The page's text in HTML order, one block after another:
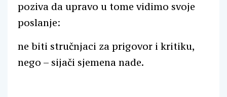
poziva da upravo u tome vidimo svoje
poslanje:
ne biti stručnjaci za prigovor i kritiku,
nego – sijači sjemena nade.